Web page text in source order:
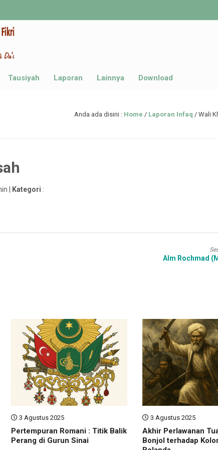
Tausiyah Laporan Lainnya Download
Anda ada disini : Home / Laporan Infaq / Wali
| Kategori :
Alm Rochmad
3 Agustus 2025
Pertempuran Romani : Titik Balik
Perang di Gurun Sinai
3 Agustus 2025
Akhir Perlawanan
Bonjol terhadap